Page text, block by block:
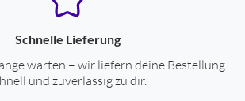
Schnelle Lieferung
warten – wir liefern deine Bestellung
und zuverlässig zu dir.